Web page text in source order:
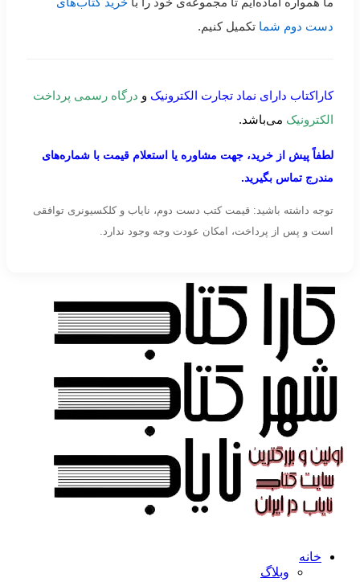
دست دوم شما تکمیل کنیم.
کاراکتاب دارای نماد تجارت الکترونیک و درگاه رسمی پرداخت
الکترونیک می‌باشد.
لطفاً پیش از خرید، جهت مشاوره یا استعلام قیمت با شماره‌های
مندرج تماس بگیرید.
توجه داشته باشید: قیمت کتب دست دوم، نایاب و کلکسیونری توافقی
است و پس از پرداخت، امکان عودت وجه وجود ندارد.
خانه
وبلاگ